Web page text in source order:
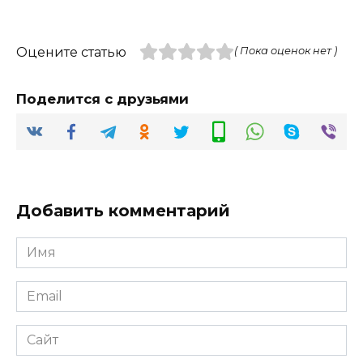
Оцените статью ( Пока оценок нет )
Поделится с друзьями
Добавить комментарий
Имя
*
Email
*
Сайт